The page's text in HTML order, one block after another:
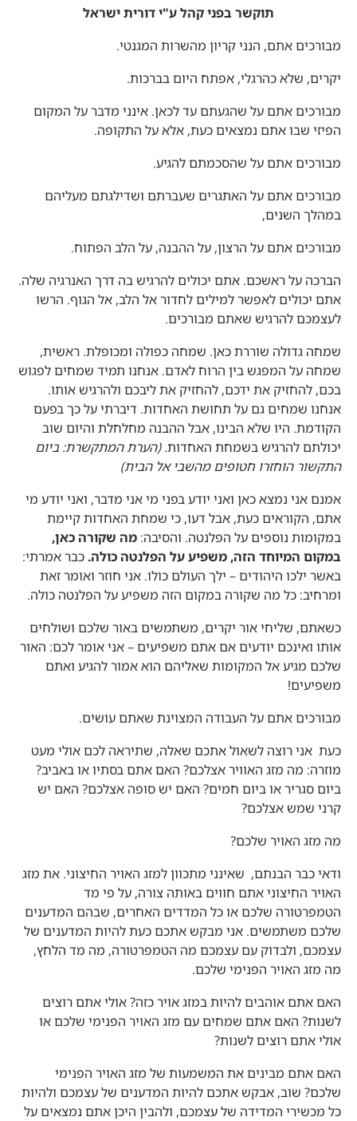
תוקשר בפני קהל ע"י דורית ישראל
מבורכים אתם, הנני קריון מהשרות המגנטי.
יקרים, שלא כהרגלי, אפתח היום בברכות.
מבורכים אתם על שהגעתם עד לכאן. אינני מדבר על המקום
הפיזי שבו אתם נמצאים כעת, אלא על התקופה.
מבורכים אתם על שהסכמתם להגיע.
מבורכים אתם על האתגרים שעברתם ושדילגתם מעליהם
במהלך השנים,
מבורכים אתם על הרצון, על ההבנה, על הלב הפתוח.
הברכה על ראשכם. אתם יכולים להרגיש בה דרך האנרגיה שלה.
אתם יכולים לאפשר למילים לחדור אל הלב, אל הגוף. הרשו
לעצמכם להרגיש שאתם מבורכים.
שמחה גדולה שוררת כאן. שמחה כפולה ומכופלת. ראשית,
שמחה על המפגש בין הרוח לאדם. אנחנו תמיד שמחים לפגוש
בכם, להחזיק את ידכם, להחזיק את ליבכם ולהרגיש אותו.
אנחנו שמחים גם על תחושת האחדות. דיברתי על כך בפעם
הקודמת. היו שלא הבינו, אבל ההבנה מחלחלת והיום שוב
יכולתם להרגיש בשמחת האחדות. (הערת המתקשרת: ביום
התקשור הוחזרו חטופים מהשבי אל הבית)
אמנם אני נמצא כאן ואני יודע בפני מי אני מדבר, ואני יודע מי
אתם, הקוראים כעת, אבל דעו, כי שמחת האחדות קיימת
במקומות נוספים על הפלנטה. והסיבה: מה שקורה כאן,
במקום המיוחד הזה, משפיע על הפלנטה כולה. כבר אמרתי:
באשר ילכו היהודים – ילך העולם כולו. אני חוזר ואומר זאת
ומרחיב: כל מה שקורה במקום הזה משפיע על הפלנטה כולה.
כשאתם, שליחי אור יקרים, משתמשים באור שלכם ושולחים
אותו ואינכם יודעים אם אתם משפיעים – אני אומר לכם: האור
שלכם מגיע אל המקומות שאליהם הוא אמור להגיע ואתם
משפיעים!
מבורכים אתם על העבודה המצוינת שאתם עושים.
כעת אני רוצה לשאול אתכם שאלה, שתיראה לכם אולי מעט
מוזרה: מה מזג האוויר אצלכם? האם אתם בסתיו או באביב?
ביום סגריר או ביום חמים? האם יש סופה אצלכם? האם יש
קרני שמש אצלכם?
מה מזג האויר שלכם?
ודאי כבר הבנתם, שאינני מתכוון למזג האויר החיצוני. את מזג
האויר החיצוני אתם חווים באותה צורה, על פי מד
הטמפרטורה שלכם או כל המדדים האחרים, שבהם המדענים
שלכם משתמשים. אני מבקש אתכם כעת להיות המדענים של
עצמכם, ולבדוק עם עצמכם מה הטמפרטורה, מה מד הלחץ,
מה מזג האויר הפנימי שלכם.
האם אתם אוהבים להיות במזג אויר כזה? אולי אתם רוצים
לשנות? האם אתם שמחים עם מזג האויר הפנימי שלכם או
אולי אתם רוצים לשנות?
האם אתם מבינים את המשמעות של מזג האויר הפנימי
שלכם? שוב, אבקש אתכם להיות המדענים של עצמכם ולהיות
כל מכשירי המדידה של עצמכם, ולהבין היכן אתם נמצאים על